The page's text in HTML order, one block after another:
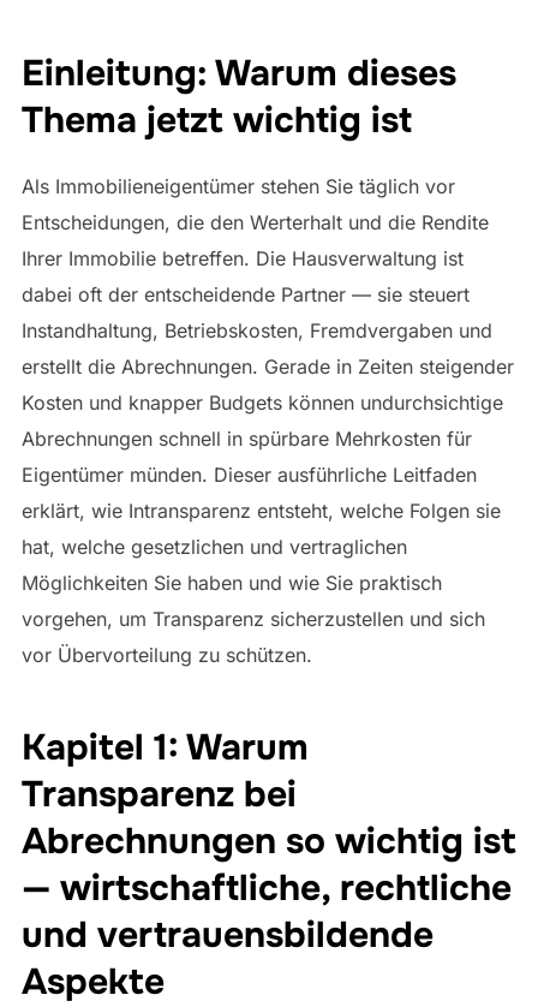
Einleitung: Warum dieses
Thema jetzt wichtig ist
Als Immobilieneigentümer stehen Sie täglich vor
Entscheidungen, die den Werterhalt und die Rendite
Ihrer Immobilie betreffen. Die Hausverwaltung ist
dabei oft der entscheidende Partner — sie steuert
Instandhaltung, Betriebskosten, Fremdvergaben und
erstellt die Abrechnungen. Gerade in Zeiten steigender
Kosten und knapper Budgets können undurchsichtige
Abrechnungen schnell in spürbare Mehrkosten für
Eigentümer münden. Dieser ausführliche Leitfaden
erklärt, wie Intransparenz entsteht, welche Folgen sie
hat, welche gesetzlichen und vertraglichen
Möglichkeiten Sie haben und wie Sie praktisch
vorgehen, um Transparenz sicherzustellen und sich
vor Übervorteilung zu schützen.
Kapitel 1: Warum
Transparenz bei
Abrechnungen so wichtig ist
— wirtschaftliche, rechtliche
und vertrauensbildende
Aspekte